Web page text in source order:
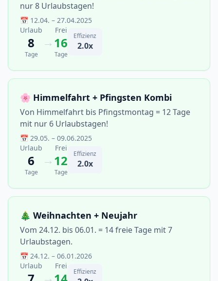
nur 8 Urlaubstagen!
📅 12.04. – 27.04.2025
Urlaub
8
Tage
→
Frei
16
Tage
Effizienz
2.0x
🌸 Himmelfahrt + Pfingsten Kombi
Von Himmelfahrt bis Pfingstmontag = 12 Tage
mit nur 6 Urlaubstagen!
📅 29.05. – 09.06.2025
Urlaub
6
Tage
→
Frei
12
Tage
Effizienz
2.0x
🎄 Weihnachten + Neujahr
Vom 24.12. bis 06.01. = 14 freie Tage mit 7
Urlaubstagen.
📅 24.12. – 06.01.2026
Urlaub
→
Frei
Effizienz